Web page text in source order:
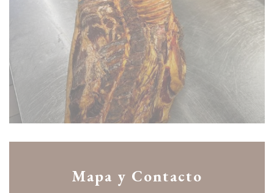
Mapa y Contacto